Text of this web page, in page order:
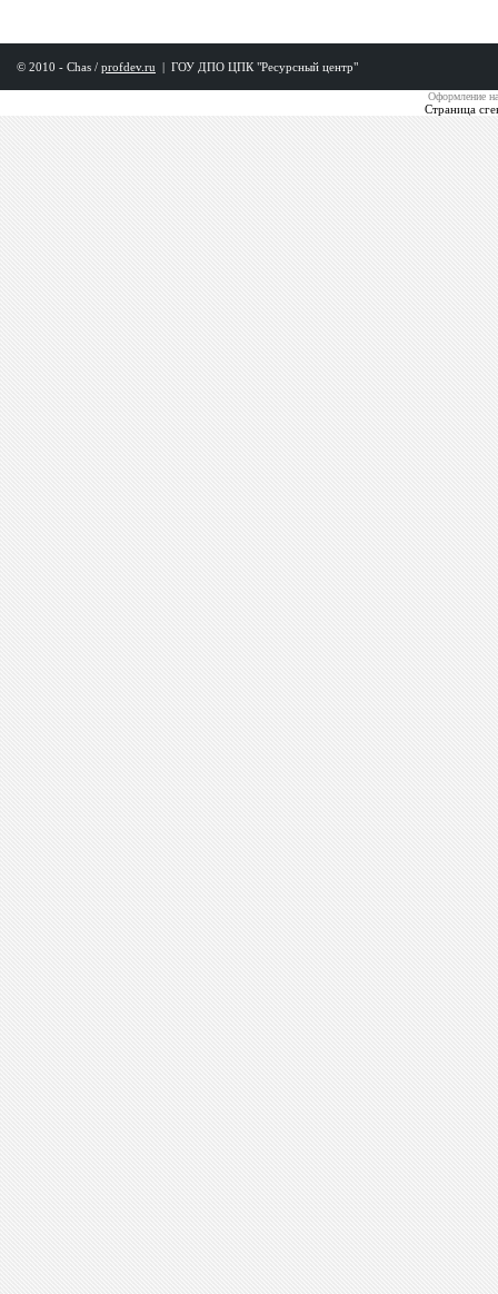
© 2010 - Chas / profdev.ru | ГОУ ДПО ЦПК "Ресурсный центр"
Оформление
Страница